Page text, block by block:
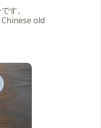
す。
old